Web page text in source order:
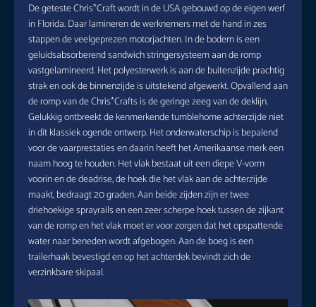
De geteste Chris*Craft wordt in de USA gebouwd op de eigen werf
in Florida. Daar lamineren de werknemers met de hand in zes
stappen de veelgeprezen motorjachten. In de bodem is een
geluidsabsorberend sandwich stringersysteem aan de romp
vastgelamineerd. Het polyesterwerk is aan de buitenzijde prachtig
strak en ook de binnenzijde is uitstekend afgewerkt. Opvallend aan
de romp van de Chris*Crafts is de geringe zeeg van de deklijn.
Gelukkig ontbreekt de kenmerkende tumblehome achterzijde niet
in dit klassiek ogende ontwerp. Het onderwaterschip is bepalend
voor de vaarprestaties en daarin heeft het Amerikaanse merk een
naam hoog te houden. Het vlak bestaat uit een diepe V-vorm
voorin en de deadrise, de hoek die het vlak aan de achterzijde
maakt, bedraagt 20 graden. Aan beide zijden zijn er twee
driehoekige sprayrails en een zeer scherpe hoek tussen de zijkant
van de romp en het vlak moet er voor zorgen dat het opspattende
water naar beneden wordt afgebogen. Aan de boeg is een
trailerhaak bevestigd en op het achterdek bevindt zich de
verzinkbare skipaal.